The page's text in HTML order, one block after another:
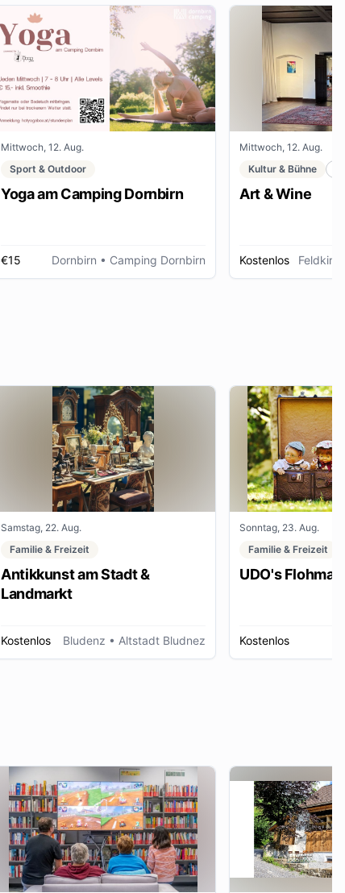
Mittwoch, 12. Aug.
Sport & Outdoor
Yoga am Camping Dornbirn
€15 Dornbirn • Camping Dornbirn
Mittwoch, 12. Aug.
Kultur & Bühne
Art & Wine
Kostenlos Feldkirch
Samstag, 22. Aug.
Familie & Freizeit
Antikkunst am Stadt &
Landmarkt
Kostenlos Bludenz • Altstadt Bludnez
Sonntag, 23. Aug.
Familie & Freizeit
UDO's
Kostenlos